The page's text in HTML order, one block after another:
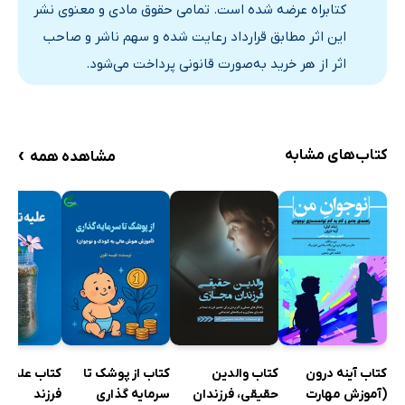
حق نسب
حق نامگذاری
حق تعلیم و تربیت
حق محبت، ‌احترام، بازی و ورزش
محبت
احترام
مراسم نامگذاری
تراشیدن موی سر
عقیقه کردن
ولیمه تولد (جشن مهمانی برای تولد فرزند)
بازی و ورزش
حق فرزند برای انتخاب همسر
کتابراه عرضه شده است. تمامی حقوق مادی و معنوی نشر
این اثر مطابق قرارداد رعایت شده و سهم ناشر و صاحب
اثر از هر خرید به‌صورت قانونی پرداخت می‌شود.
کتاب‌های مشابه مشاهده همه ›
کتاب آینه درون
(آموزش مهارت
کتاب والدین
حقیقی، فرزندان
کتاب از پوشک تا
سرمایه گذاری
کتاب علیه
فرزند